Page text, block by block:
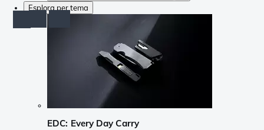
Esplora per tema
EDC: Every Day Carry